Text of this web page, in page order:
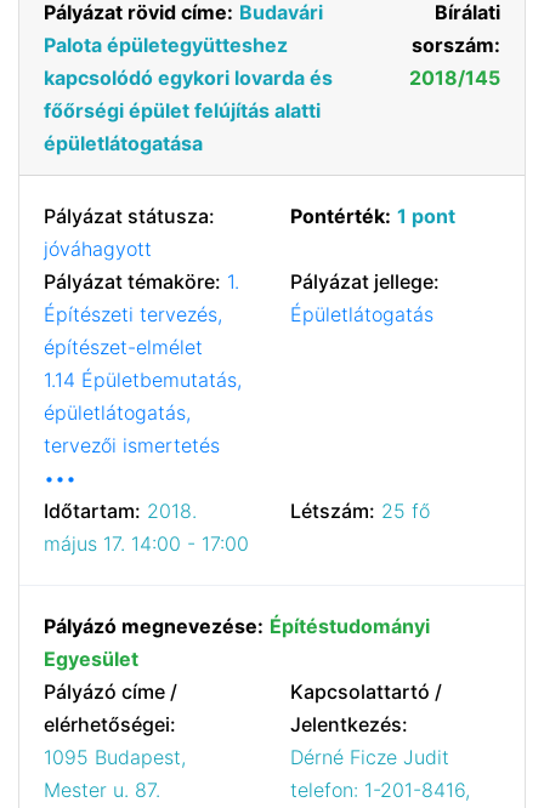
Pályázat rövid címe: Budavári
Palota épületegyütteshez
kapcsolódó egykori lovarda és
főőrségi épület felújítás alatti
épületlátogatása
Bírálati
sorszám:
2018/145
Pályázat státusza:
jóváhagyott
Pontérték: 1 pont
Pályázat témaköre: 1.
Építészeti tervezés,
építészet-elmélet
1.14 Épületbemutatás,
épületlátogatás,
tervezői ismertetés
•••
Pályázat jellege:
Épületlátogatás
Időtartam: 2018.
május 17. 14:00 - 17:00
Létszám: 25 fő
Pályázó megnevezése: Építéstudományi
Egyesület
Pályázó címe /
elérhetőségei:
1095 Budapest,
Mester u. 87.
Kapcsolattartó /
Jelentkezés:
Dérné Ficze Judit
telefon: 1-201-8416,